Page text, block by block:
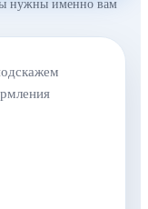
нужны именно вам